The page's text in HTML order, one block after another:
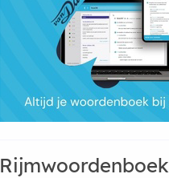
Rijmwoordenboek